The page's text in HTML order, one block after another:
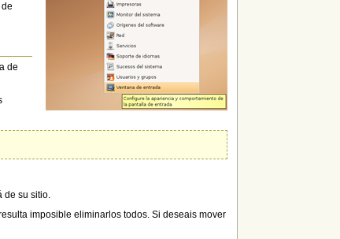
de
de su sitio.
imposible eliminarlos todos. Si deseais mover